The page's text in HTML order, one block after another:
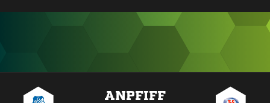
ANPFIFF